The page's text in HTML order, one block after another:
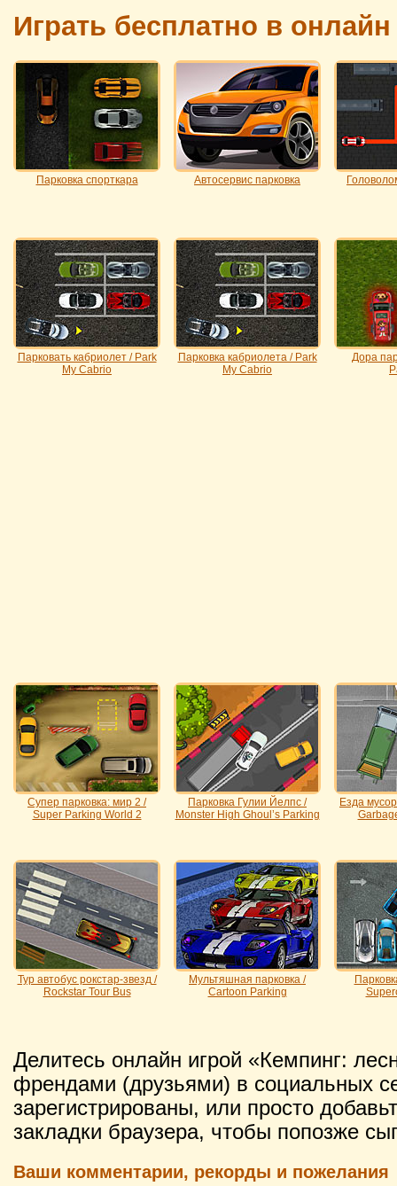
Играть бесплатно в
Парковка спорткара Автосервис парковка
Парковать кабриолет / Park
My Cabrio
Парковка кабриолета / Park
My Cabrio
Дора
Супер парковка: мир 2 /
Super Parking World 2
Парковка Гулии Йелпс /
Monster High Ghoul’s Parking
Езда
Тур автобус рокстар-звезд /
Rockstar Tour Bus
Мультяшная парковка /
Cartoon Parking
Делитесь онлайн игрой «Кемпинг:
френдами (друзьями) в социальных
зарегистрированы, или просто
закладки браузера, чтобы попозже
Ваши комментарии, рекорды и пожелания